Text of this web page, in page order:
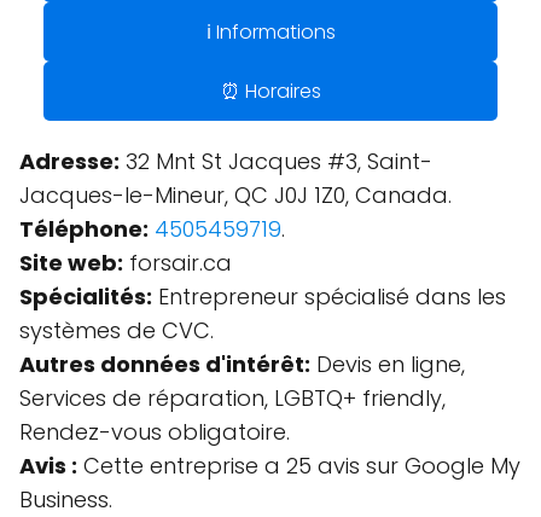
ℹ️ Informations
⏰ Horaires
Adresse: 32 Mnt St Jacques #3, Saint-
Jacques-le-Mineur, QC J0J 1Z0, Canada.
Téléphone: 4505459719.
Site web: forsair.ca
Spécialités: Entrepreneur spécialisé dans les
systèmes de CVC.
Autres données d'intérêt: Devis en ligne,
Services de réparation, LGBTQ+ friendly,
Rendez-vous obligatoire.
Avis : Cette entreprise a 25 avis sur Google My
Business.